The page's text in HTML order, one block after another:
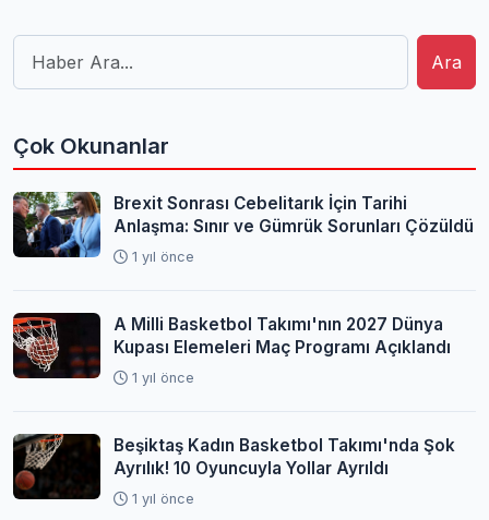
Ara
Çok Okunanlar
Brexit Sonrası Cebelitarık İçin Tarihi
Anlaşma: Sınır ve Gümrük Sorunları Çözüldü
1 yıl önce
A Milli Basketbol Takımı'nın 2027 Dünya
Kupası Elemeleri Maç Programı Açıklandı
1 yıl önce
Beşiktaş Kadın Basketbol Takımı'nda Şok
Ayrılık! 10 Oyuncuyla Yollar Ayrıldı
1 yıl önce